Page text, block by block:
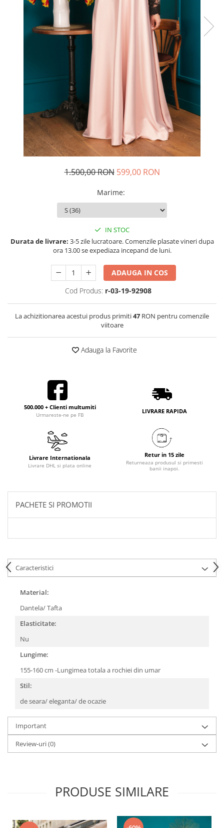
Rochii din dantela
Rochii din tafta
Rochii cu paiete
Rochii din Barbie/Bistrech
Rochii din saten
Rochii cu imprimeu
1.500,00 RON 599,00 RON
Marime:
IN STOC
Durata de livrare: 3-5 zile lucratoare. Comenzile plasate vineri dupa
ora 13.00 se expediaza incepand de luni.
ADAUGA IN COS
Cod Produs: r-03-19-92908
La achizitionarea acestui produs primiti47 RON pentru comenzile
viitoare
Adauga la Favorite
500.000 + Clienti multumiti
Urmareste-ne pe FB
LIVRARE RAPIDA
Livrare Internationala
Livrare DHL si plata online
Retur in 15 zile
Returneaza produsul si primesti
banii inapoi.
PACHETE SI PROMOTII
Caracteristici
Material:
Dantela/ Tafta
Elasticitate:
Nu
Lungime:
155-160 cm -Lungimea totala a rochiei din umar
Stil:
de seara/ eleganta/ de ocazie
Important
Review-uri(0)
PRODUSE SIMILARE